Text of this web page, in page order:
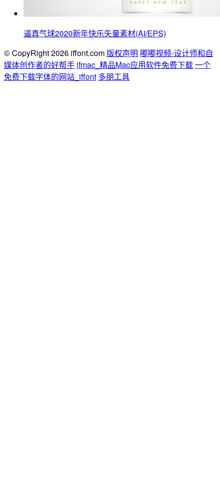
逼真气球2020新年快乐矢量素材(AI/EPS)
© CopyRight 2026 iffont.com 版权声明 嘟嘟视频-设计师和自
媒体创作者的好帮手 ifmac_精品Mac应用软件免费下载一个
免费下载字体的网站_iffont 多朋工具